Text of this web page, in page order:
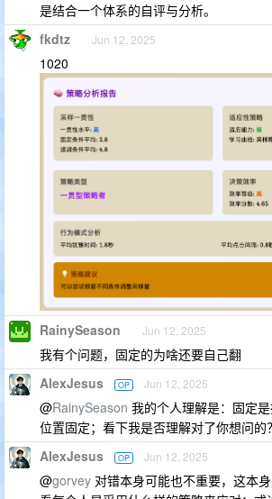
是结合一个体系的自评与分析。
fkdtz Jun 12, 2025
1020
RainySeason Jun 12, 2025
我有个问题，固定的为啥还要自己翻
AlexJesus OP Jun 12, 2025
@RainySeason 我的个人理解是：固定
位置固定；看下我是否理解对了你想问的？
AlexJesus OP Jun 12, 2025
@gorvey 对错本身可能也不重要，这本身